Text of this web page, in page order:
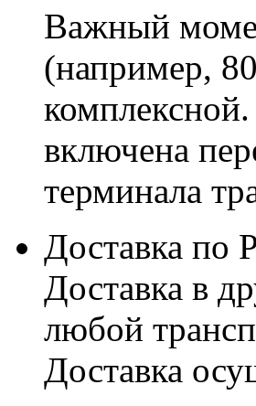
Важный
(например,
включена
терминала
Доставка по
Доставка в
любой
Доставка